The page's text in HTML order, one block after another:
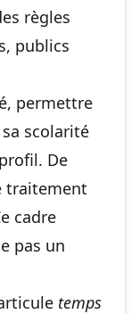
règles
publics
permettre
scolarité
De
traitement
cadre
pas un
temps